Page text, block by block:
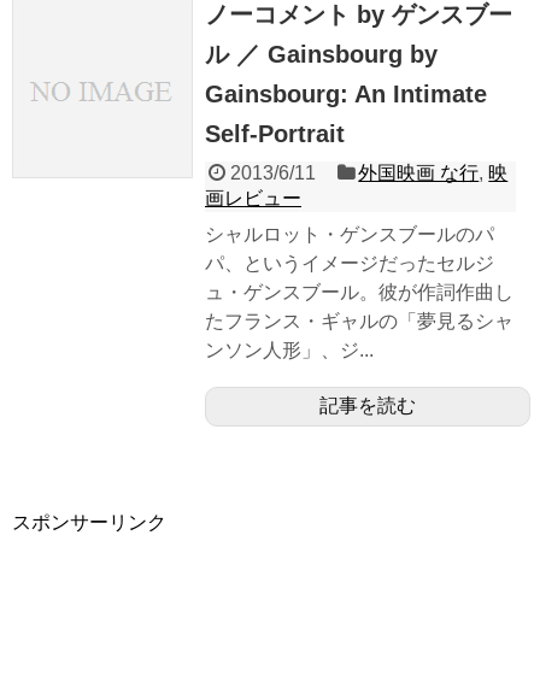
ノーコメント by ゲンスブー
ル ／ Gainsbourg by
Gainsbourg: An Intimate
Self-Portrait
2013/6/11 外国映画 な行, 映
画レビュー
シャルロット・ゲンスブールのパ
パ、というイメージだったセルジ
ュ・ゲンスブール。彼が作詞作曲し
たフランス・ギャルの「夢見るシャ
ンソン人形」、ジ...
記事を読む
スポンサーリンク